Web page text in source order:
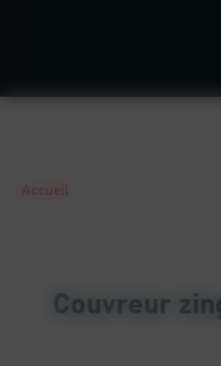
Accueil
Couvreur